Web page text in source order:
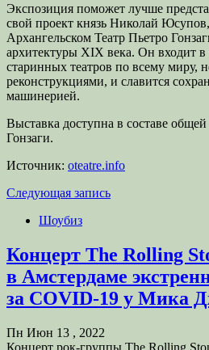
Экспозиция поможет лучше
свой проект князь Николай Юсупов,
Архангельском Театр Пьетро
архитектуры XIX века. Он входит
старинных театров по всему миру,
реконструкциями, и славится
машинерией.
Выставка доступна в составе
Гонзаги.
Источник: oteatre.info
Следующая запись
Шоубиз
Концерт The Rolling
в Амстердаме
за COVID-19 у Мика
Пн Июн 13 , 2022
Концерт рок-группы The Rolling